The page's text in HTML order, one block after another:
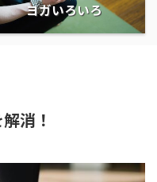
ヨガいろいろ
消！